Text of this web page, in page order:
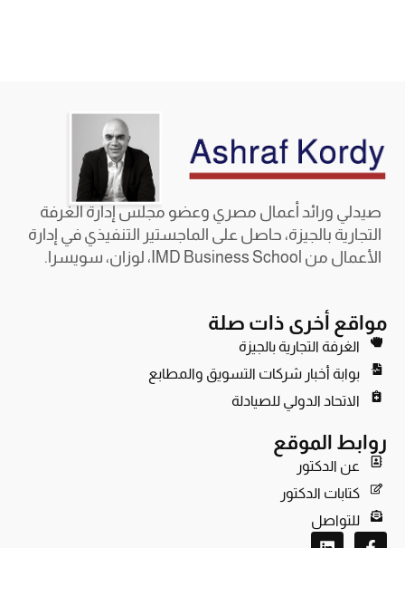
صيدلي ورائد أعمال مصري وعضو مجلس إدارة الغرفة
التجارية بالجيزة، حاصل على الماجستير التنفيذي في إدارة
الأعمال من IMD Business School، لوزان، سويسرا.
مواقع أخرى ذات صلة
الغرفة التجارية بالجيزة
بوابة أخبار شركات التسويق والمطابع
الاتحاد الدولي للصيادلة
روابط الموقع
عن الدكتور
كتابات الدكتور
للتواصل
F
L